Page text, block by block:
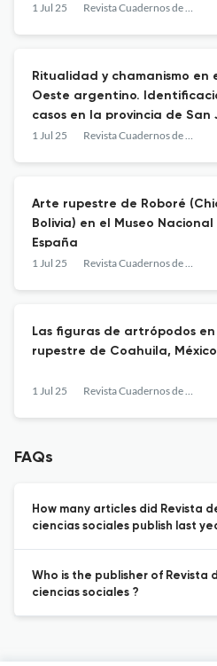
Serra Negra, Parque
1 Jul 25 Revista Cuadernos de Arte Prehistorico
Ritualidad y chamanismo en
Oeste argentino.
casos en la provincia de San
1 Jul 25 Revista Cuadernos de Arte Prehistorico
Arte rupestre de Roboré
Bolivia) en el Museo
España
1 Jul 25 Revista Cuadernos de Arte Prehistorico
Las figuras de artrópodos
rupestre de Coahuila, México
1 Jul 25 Revista Cuadernos de Arte Prehistorico
FAQs
How many articles did Revista
ciencias sociales publish last
Who is the publisher of Revista
ciencias sociales ?